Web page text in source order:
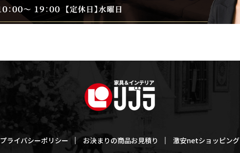
プライバシーポリシー お決まりの商品お見積り 激安netショッピング